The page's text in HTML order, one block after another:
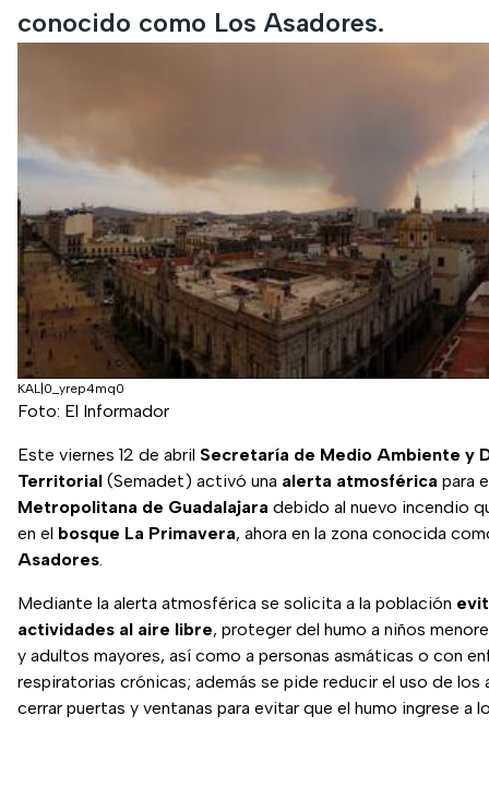
conocido como Los Asadores.
KAL|0_yrep4mq0
Foto: El Informador
Este viernes 12 de abril Secretaría de Medio Ambiente y
Territorial (Semadet) activó una alerta atmosférica para
Metropolitana de Guadalajara debido al nuevo incendio
en el bosque La Primavera, ahora en la zona conocida
Asadores.
Mediante la alerta atmosférica se solicita a la población
actividades al aire libre, proteger del humo a niños
y adultos mayores, así como a personas asmáticas o con
respiratorias crónicas; además se pide reducir el uso de los
cerrar puertas y ventanas para evitar que el humo ingrese a